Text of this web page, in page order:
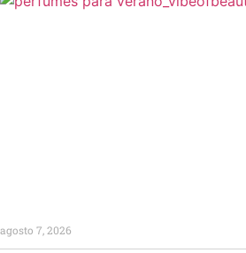
agosto 7, 2026